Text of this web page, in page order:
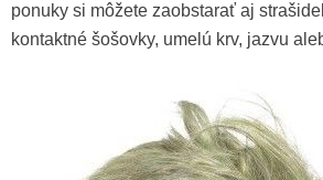
ponuky si môžete zaobstarať aj
kontaktné šošovky, umelú krv, jazvu